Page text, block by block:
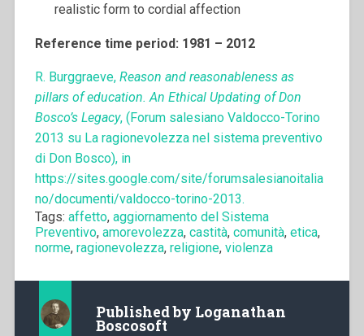
realistic form to cordial affection
Reference time period: 1981 – 2012
R. Burggraeve, Reason and reasonableness as
pillars of education. An Ethical Updating of Don
Bosco’s Legacy, (Forum salesiano Valdocco-Torino
2013 su La ragionevolezza nel sistema preventivo
di Don Bosco), in
https://sites.google.com/site/forumsalesianoitalia
no/documenti/valdocco-torino-2013.
Tags: affetto, aggiornamento del Sistema
Preventivo, amorevolezza, castità, comunità, etica,
norme, ragionevolezza, religione, violenza
Published by Loganathan
Boscosoft